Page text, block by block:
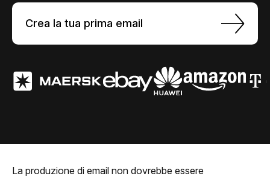
Crea la tua prima email
La produzione di email non dovrebbe essere